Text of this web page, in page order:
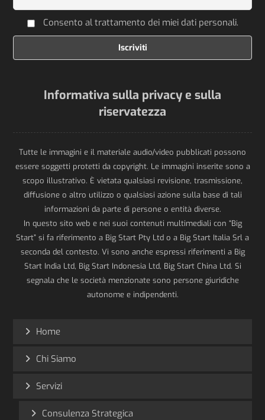
Consento al trattamento dei miei dati personali.
Informativa sulla privacy e sulla
riservatezza
Tutte le immagini e il materiale audio/video pubblicati possono
essere soggetti protetti da copyright. Le immagini inserite sono a
scopo illustrativo. È vietata qualsiasi revisione, trasmissione,
diffusione o altro utilizzo o qualsiasi azione sulla base di tali
informazioni da parte di persone o entità diverse.
In questo sito web e nei suoi contenuti multimediali con “Big
Start” si fa riferimento a Big Start Pty Ltd o a Big Start Italia Srl a
seconda del contesto. Vi sono anche espressi riferimenti a Big
Start India Ltd, Big Start Indonesia Ltd, Big Start China Ltd. Si
segnala che le società menzionate sono persone giuridiche
autonome e indipendenti.
Home
Chi Siamo
Servizi
Consulenza Strategica